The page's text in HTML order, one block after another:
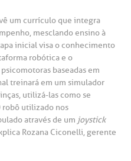
Mulher
um currículo que integra
mesclando ensino à
inicial visa o conhecimento
robótica e o
baseadas em
treinará em um simulador
utilizá-las como se
robô utilizado nos
através de um joystick
Rozana Ciconelli, gerente